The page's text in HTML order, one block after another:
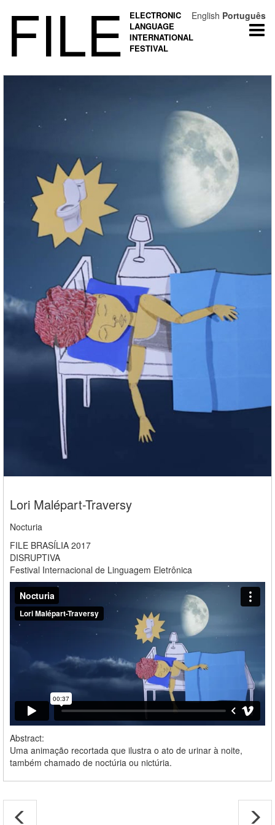
FILE
ELECTRONIC
LANGUAGE
INTERNATIONAL
FESTIVAL
Lori Malépart-Traversy
Nocturia
FILE BRASÍLIA 2017
DISRUPTIVA
Festival Internacional de Linguagem Eletrônica
Abstract:
Uma animação recortada que ilustra o ato de urinar à noite,
também chamado de noctúria ou nictúria.
English Português